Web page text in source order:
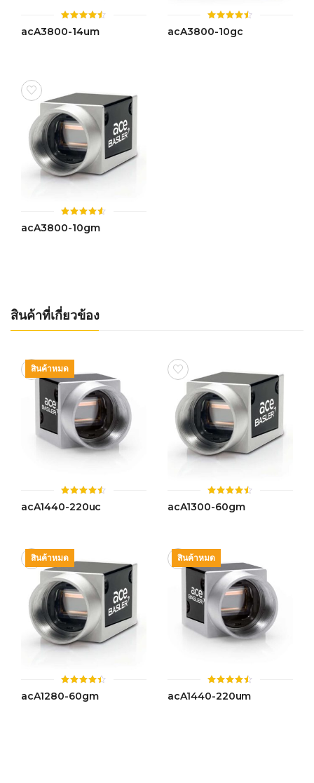
ให้
คะแนน
acA3800-14um
ให้
คะแนน
acA3800-10gc
ให้
คะแนน
acA3800-10gm
สินค้าที่เกี่ยวข้อง
สินค้าหมด
ให้
คะแนน
acA1440-220uc
ให้
คะแนน
acA1300-60gm
สินค้าหมด
ให้
คะแนน
acA1280-60gm
สินค้าหมด
ให้
คะแนน
acA1440-220um